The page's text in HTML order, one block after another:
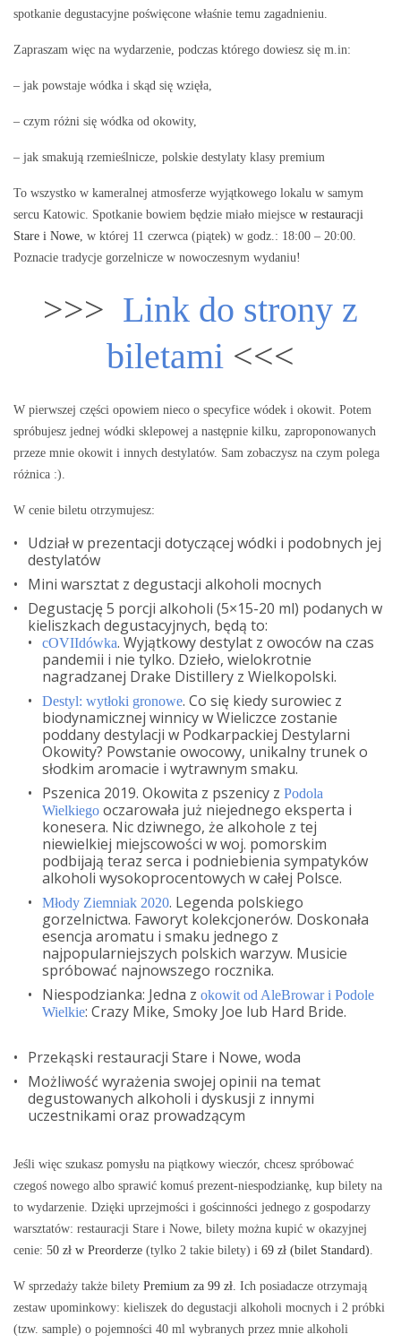
spotkanie degustacyjne poświęcone właśnie temu zagadnieniu.
Zapraszam więc na wydarzenie, podczas którego dowiesz się m.in:
– jak powstaje wódka i skąd się wzięła,
– czym różni się wódka od okowity,
– jak smakują rzemieślnicze, polskie destylaty klasy premium
To wszystko w kameralnej atmosferze wyjątkowego lokalu w samym
sercu Katowic. Spotkanie bowiem będzie miało miejsce w restauracji
Stare i Nowe , w której 11 czerwca (piątek) w godz.: 18:00 – 20:00.
Poznacie tradycje gorzelnicze w nowoczesnym wydaniu!
>>> Link do strony z
biletami <<<
W pierwszej części opowiem nieco o specyfice wódek i okowit. Potem
spróbujesz jednej wódki sklepowej a następnie kilku, zaproponowanych
przeze mnie okowit i innych destylatów. Sam zobaczysz na czym polega
różnica :).
W cenie biletu otrzymujesz:
Udział w prezentacji dotyczącej wódki i podobnych jej
destylatów
Mini warsztat z degustacji alkoholi mocnych
Degustację 5 porcji alkoholi (5×15-20 ml) podanych w
kieliszkach degustacyjnych, będą to:
cOVIIdówka. Wyjątkowy destylat z owoców na czas
pandemii i nie tylko. Dzieło, wielokrotnie
nagradzanej Drake Distillery z Wielkopolski.
Destyl: wytłoki gronowe. Co się kiedy surowiec z
biodynamicznej winnicy w Wieliczce zostanie
poddany destylacji w Podkarpackiej Destylarni
Okowity? Powstanie owocowy, unikalny trunek o
słodkim aromacie i wytrawnym smaku.
Pszenica 2019. Okowita z pszenicy z Podola
Wielkiego oczarowała już niejednego eksperta i
konesera. Nic dziwnego, że alkohole z tej
niewielkiej miejscowości w woj. pomorskim
podbijają teraz serca i podniebienia sympatyków
alkoholi wysokoprocentowych w całej Polsce.
Młody Ziemniak 2020. Legenda polskiego
gorzelnictwa. Faworyt kolekcjonerów. Doskonała
esencja aromatu i smaku jednego z
najpopularniejszych polskich warzyw. Musicie
spróbować najnowszego rocznika.
Niespodzianka: Jedna z okowit od AleBrowar i Podole
Wielkie: Crazy Mike, Smoky Joe lub Hard Bride.
Przekąski restauracji Stare i Nowe, woda
Możliwość wyrażenia swojej opinii na temat
degustowanych alkoholi i dyskusji z innymi
uczestnikami oraz prowadzącym
Jeśli więc szukasz pomysłu na piątkowy wieczór, chcesz spróbować
czegoś nowego albo sprawić komuś prezent-niespodziankę, kup bilety na
to wydarzenie. Dzięki uprzejmości i gościnności jednego z gospodarzy
warsztatów: restauracji Stare i Nowe, bilety można kupić w okazyjnej
cenie: 50 zł w Preorderze (tylko 2 takie bilety) i 69 zł (bilet Standard)
W sprzedaży także bilety Premium za 99 zł. Ich posiadacze otrzymają
zestaw upominkowy: kieliszek do degustacji alkoholi mocnych i 2 próbki
(tzw. sample) o pojemności 40 ml wybranych przez mnie alkoholi